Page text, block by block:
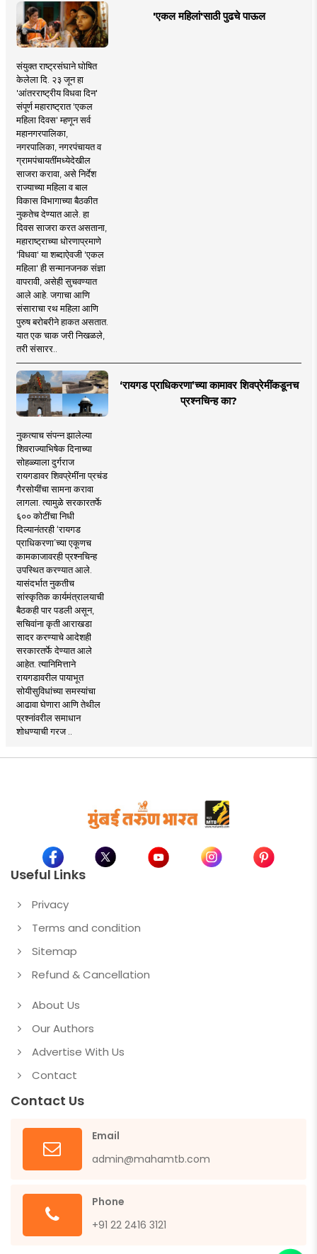
'एकल महिलां'साठी पुढचे पाऊल
संयुक्त राष्ट्रसंघाने घोषित
केलेला दि. २३ जून हा
'आंतरराष्ट्रीय विधवा दिन'
संपूर्ण महाराष्ट्रात 'एकल
महिला दिवस' म्हणून सर्व
महानगरपालिका,
नगरपालिका, नगरपंचायत व
ग्रामपंचायतींमध्येदेखील
साजरा करावा, असे निर्देश
राज्याच्या महिला व बाल
विकास विभागाच्या बैठकीत
नुकतेच देण्यात आले. हा
दिवस साजरा करत असताना,
महाराष्ट्राच्या धोरणाप्रमाणे
'विधवा' या शब्दाऐवजी 'एकल
महिला' ही सन्मानजनक संज्ञा
वापरावी, असेही सुचवण्यात
आले आहे. जगाचा आणि
संसाराचा रथ महिला आणि
पुरुष बरोबरीने हाकत असतात.
यात एक चाक जरी निखळले,
तरी संसारर..
‘रायगड प्राधिकरणा’च्या कामावर शिवप्रेमींकडूनच
प्रश्नचिन्ह का?
नुकत्याच संपन्न झालेल्या
शिवराज्याभिषेक दिनाच्या
सोहळ्याला दुर्गराज
रायगडावर शिवप्रेमींना प्रचंड
गैरसोयींचा सामना करावा
लागला. त्यामुळे सरकारतर्फे
६०० कोटींचा निधी
दिल्यानंतरही ‘रायगड
प्राधिकरणा’च्या एकूणच
कामकाजावरही प्रश्नचिन्ह
उपस्थित करण्यात आले.
यासंदर्भात नुकतीच
सांस्कृतिक कार्यमंत्रालयाची
बैठकही पार पडली असून,
सचिवांना कृती आराखडा
सादर करण्याचे आदेशही
सरकारतर्फे देण्यात आले
आहेत. त्यानिमित्ताने
रायगडावरील पायाभूत
सोयीसुविधांच्या समस्यांचा
आढावा घेणारा आणि तेथील
प्रश्नांवरील समाधान
शोधण्याची गरज ..
Useful Links
Privacy
Terms and condition
Sitemap
Refund & Cancellation
About Us
Our Authors
Advertise With Us
Contact
Contact Us
Email
admin@mahamtb.com
Phone
+91 22 2416 3121